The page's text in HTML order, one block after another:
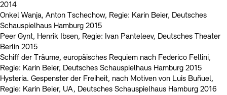
2014
Onkel Wanja, Anton Tschechow, Regie: Karin Beier, Deutsches
Schauspielhaus Hamburg 2015
Peer Gynt, Henrik Ibsen, Regie: Ivan Panteleev, Deutsches Theater
Berlin 2015
Schiff der Träume, europäisches Requiem nach Federico Fellini,
Regie: Karin Beier, Deutsches Schauspielhaus Hamburg 2015
Hysteria. Gespenster der Freiheit, nach Motiven von Luis Buñuel,
Regie: Karin Beier, UA, Deutsches Schauspielhaus Hamburg 2016